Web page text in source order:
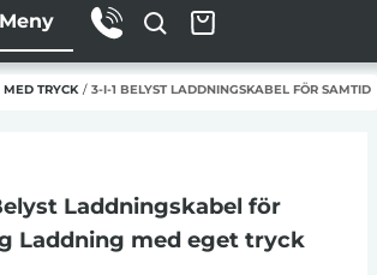
Meny
TRYCK / 3-I-1 BELYST LADDNINGSKABEL FÖR
Laddningskabel för
Laddning med eget tryck